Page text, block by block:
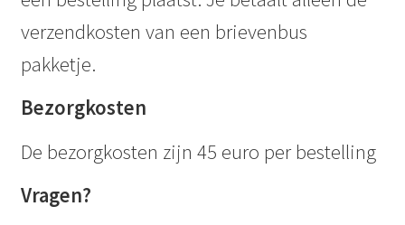
verzendkosten van een brievenbus
pakketje.
Bezorgkosten
De bezorgkosten zijn 45 euro per bestelling
Vragen?